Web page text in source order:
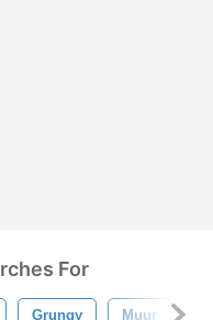
For
Grungy Muur